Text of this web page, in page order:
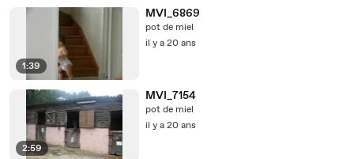
1:39
MVI_6869
pot de miel
il y a 20 ans
2:59
MVI_7154
pot de miel
il y a 20 ans